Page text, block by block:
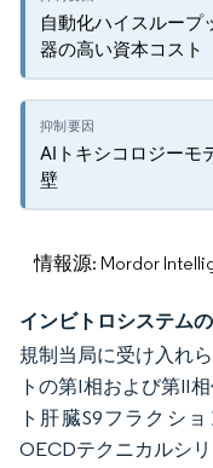
自動化ハイスループ
器の高い資本コスト
AIトキシコロジーモ
壁
情報源: Mordor
インビトロシステム
規制当局に受け入れ
トの第I相および第II
ト肝臓S9フラクシ
OECDテクニカルシ